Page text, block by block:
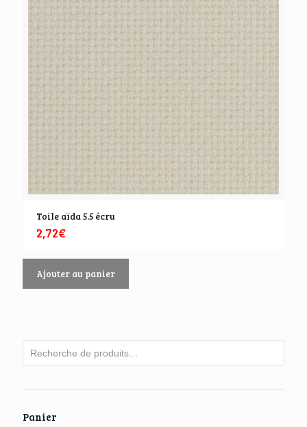
Toile aïda 5.5 écru
2,72€
Ajouter au panier
Panier